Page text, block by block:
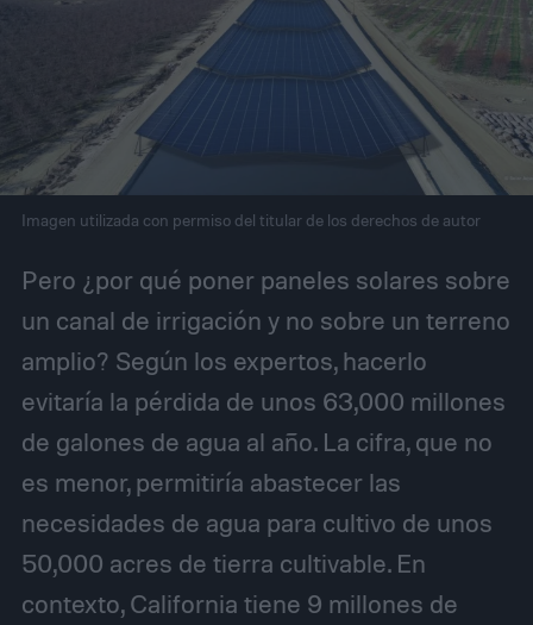
Imagen utilizada con permiso del titular de los derechos de autor
Pero ¿por qué poner paneles solares sobre
un canal de irrigación y no sobre un terreno
amplio? Según los expertos, hacerlo
evitaría la pérdida de unos 63,000 millones
de galones de agua al año. La cifra, que no
es menor, permitiría abastecer las
necesidades de agua para cultivo de unos
50,000 acres de tierra cultivable. En
contexto, California tiene 9 millones de